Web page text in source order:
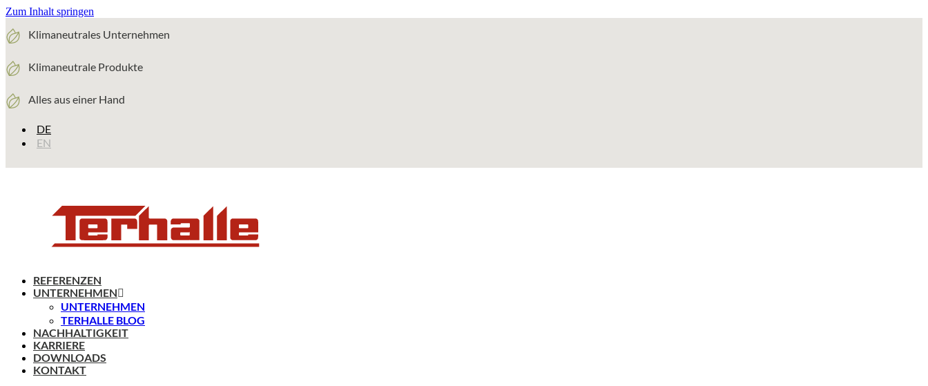
Zum Inhalt springen
Klimaneutrales Unternehmen
Klimaneutrale Produkte
Alles aus einer Hand
DE
EN
REFERENZEN
UNTERNEHMEN
UNTERNEHMEN
TERHALLE BLOG
NACHHALTIGKEIT
KARRIERE
DOWNLOADS
KONTAKT